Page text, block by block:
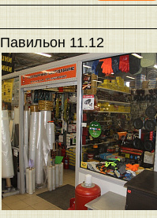
Павильон 11.12